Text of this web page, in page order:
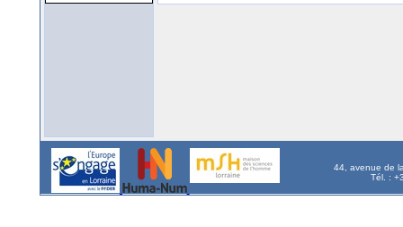
44, avenue de
Tél. :